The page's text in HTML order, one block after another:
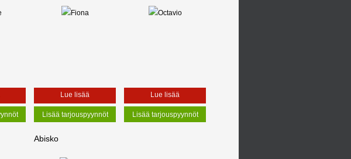
Lue lisää Lue lisää
Abisko